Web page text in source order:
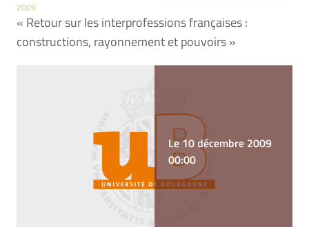
2009
« Retour sur les interprofessions françaises :
constructions, rayonnement et pouvoirs »
Le 10 décembre 2009
00:00